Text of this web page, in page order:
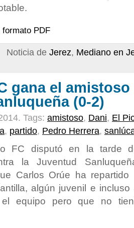
PDF
Noticia de Jerez, Mediano en
gana el
(0-2)
Tags: amistoso, Dani, El
, partido, Pedro Herrera,
FC disputó en la tarde
la Juventud
Carlos Orúe ha
algún juvenil e
el equipo pero que no